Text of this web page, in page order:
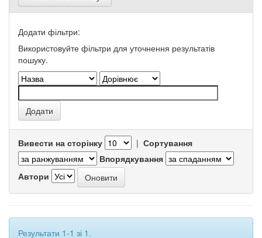
Додати фільтри:
Використовуйте фільтри для уточнення результатів
пошуку.
Вивести на сторінку | Сортування
Впорядкування
Автори
Результати 1-1 зі 1.